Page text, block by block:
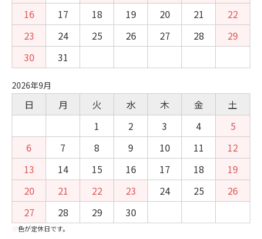
16
17 18 19 20 21
22
23
24 25 26 27 28
29
30
31
2026年9月
日 月 火 水 木 金
土
1
2 3 4
5
6
7 8 9 10 11
12
13
14 15 16 17 18
19
20
21 22 23 24 25
26
27
28 29 30
色が定休日です。